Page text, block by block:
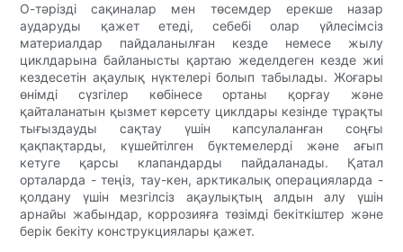
О-тәрізді сақиналар мен төсемдер ерекше назар
аударуды қажет етеді, себебі олар үйлесімсіз
материалдар пайдаланылған кезде немесе жылу
циклдарына байланысты қартаю жеделдеген кезде жиі
кездесетін ақаулық нүктелері болып табылады. Жоғары
өнімді сүзгілер көбінесе ортаны қорғау және
қайталанатын қызмет көрсету циклдары кезінде тұрақты
тығыздауды сақтау үшін капсулаланған соңғы
қақпақтарды, күшейтілген бүктемелерді және ағып
кетуге қарсы клапандарды пайдаланады. Қатал
орталарда - теңіз, тау-кен, арктикалық операцияларда -
қолдану үшін мезгілсіз ақаулықтың алдын алу үшін
арнайы жабындар, коррозияға төзімді бекіткіштер және
берік бекіту конструкциялары қажет.